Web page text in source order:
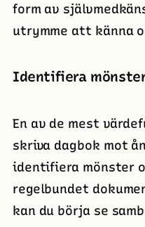
form av
utrymme att känna
Identifiera
En av de mest
skriva dagbok mot
identifiera mönster
regelbundet
kan du börja se